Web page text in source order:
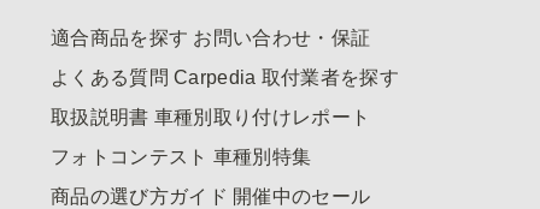
適合商品を探す お問い合わせ・保証
よくある質問 Carpedia 取付業者を探す
取扱説明書 車種別取り付けレポート
フォトコンテスト 車種別特集
商品の選び方ガイド 開催中のセール